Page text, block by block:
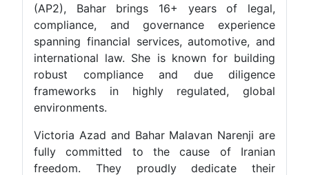
(AP2), Bahar brings 16+ years of legal,
compliance, and governance experience
spanning financial services, automotive, and
international law. She is known for building
robust compliance and due diligence
frameworks in highly regulated, global
environments.
Victoria Azad and Bahar Malavan Narenji are
fully committed to the cause of Iranian
freedom. They proudly dedicate their